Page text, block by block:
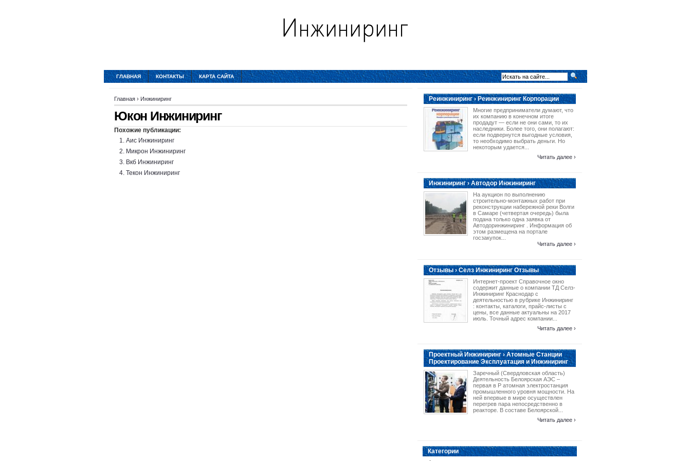
ГЛАВНАЯ КОНТАКТЫ КАРТА САЙТА
Главная › Инжиниринг
Юкон Инжиниринг
Похожие публикации:
Аис Инжиниринг
Микрон Инжиниринг
Вкб Инжиниринг
Текон Инжиниринг
Реинжиниринг › Реинжиниринг Корпорации
Многие предприниматели думают, что
их компанию в конечном итоге
продадут — если не они сами, то их
наследники. Более того, они полагают:
если подвернутся выгодные условия,
то необходимо выбрать деньги. Но
некоторым удается...
Читать далее ›
Инжиниринг › Автодор Инжиниринг
На аукцион по выполнению
строительно-монтажных работ при
реконструкции набережной реки Волги
в Самаре (четвертая очередь) была
подана только одна заявка от
Автодоринжиниринг . Информация об
этом размещена на портале
госзакупок...
Читать далее ›
Отзывы › Селз Инжиниринг Отзывы
Интернет-проект Справочное окно
содержит данные о компании ТД Селз-
Инжиниринг Краснодар с
деятельностью в рубрике Инжиниринг
: контакты, каталоги, прайс-листы с
цены, все данные актуальны на 2017
июль. Точный адрес компании...
Читать далее ›
Проектный Инжиниринг › Атомные Станции
Проектирование Эксплуатация и Инжиниринг
Заречный (Свердловская область)
Деятельность Белоярская АЭС –
первая в Р атомная электростанция
промышленного уровня мощности. На
ней впервые в мире осуществлен
перегрев пара непосредственно в
реакторе. В составе Белоярской...
Читать далее ›
Категории